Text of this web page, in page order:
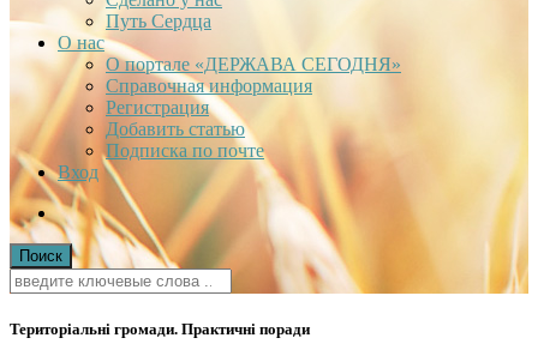
Путь Сердца
О нас
О портале «ДЕРЖАВА СЕГОДНЯ»
Справочная информация
Регистрация
Добавить статью
Подписка по почте
Вход
Територіальні громади. Практичні поради